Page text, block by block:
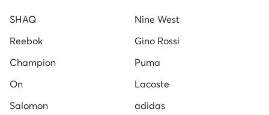
SHAQ
Nine West
Reebok
Gino Rossi
Champion
Puma
On
Lacoste
Salomon
adidas